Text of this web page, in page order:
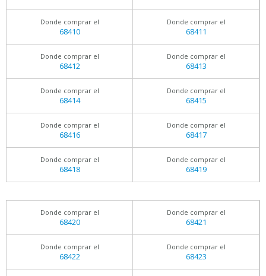
Donde comprar el
68410
Donde comprar el
68411
Donde comprar el
68412
Donde comprar el
68413
Donde comprar el
68414
Donde comprar el
68415
Donde comprar el
68416
Donde comprar el
68417
Donde comprar el
68418
Donde comprar el
68419
Donde comprar el
68420
Donde comprar el
68421
Donde comprar el
68422
Donde comprar el
68423